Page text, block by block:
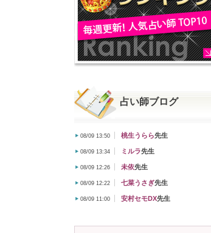
占い師ブログ
08/09 13:50 桃生うらら先生
08/09 13:34 ミルラ先生
08/09 12:26 未依先生
08/09 12:22 七菜うさぎ先生
08/09 11:00 安村セモDX先生